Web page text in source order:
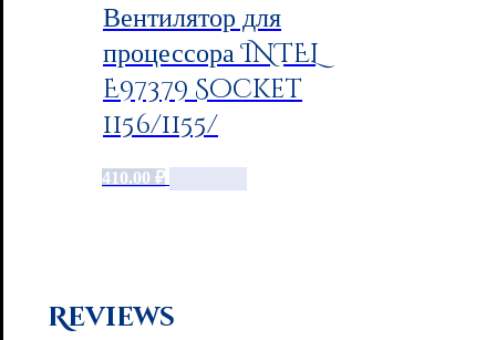
Вентилятор для
процессора INTEL
E97379 Socket
1156/1155/
410.00 ₽
Reviews